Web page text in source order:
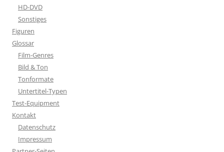
HD-DVD
Sonstiges
Figuren
Glossar
Film-Genres
Bild & Ton
Tonformate
Untertitel-Typen
Test-Equipment
Kontakt
Datenschutz
Impressum